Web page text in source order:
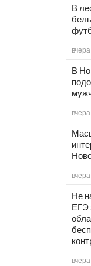
В
В
Не
ЕГЭ